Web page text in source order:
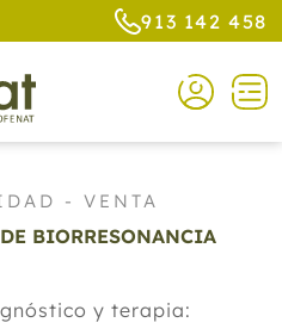
913 142 458
- VENTA
BIORRESONANCIA
y terapia: